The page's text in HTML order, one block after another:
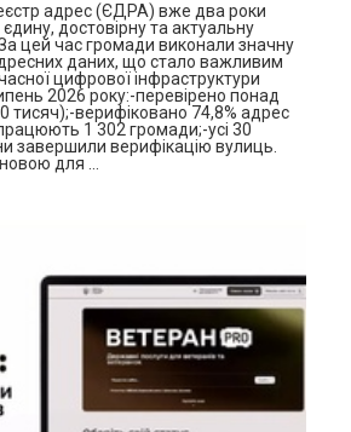
адрес (ЄДРА) вже два роки
достовірну та актуальну
цей час громади виконали значну
даних, що стало важливим
цифрової інфраструктури
2026 року:-перевірено понад
тисяч);-верифіковано 74,8% адрес
1 302 громади;-усі 30
завершили верифікацію вулиць.
для …